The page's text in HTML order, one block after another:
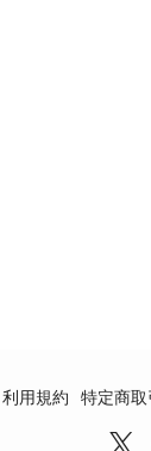
利用規約 特定商